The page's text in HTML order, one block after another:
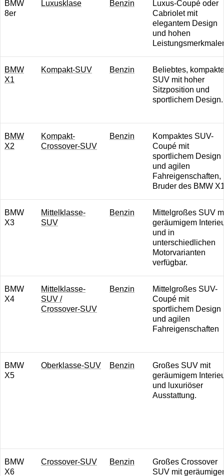
BMW
8er
Luxusklase B enzin
Luxus-Coupé oder
Cabriolet mit
elegantem Design
und hohen
BMW
X1
Kompakt-SUV B enzin
Beliebtes,
SUV mit hoher
Sitzposition und
sportlichem Design.
BMW
X2
Kompakt-
Crossover-SUV
B enzin
Kompaktes SUV-
Coupé mit
sportlichem Design
und agilen
Fahreigenschaften,
Bruder des BMW
BMW
X3
Mittelklasse-
SUV
B enzin
Mittelgroßes SUV
geräumigem
und in
unterschiedlichen
Motorvarianten
verfügbar.
BMW
X4
Mittelklasse-
SUV /
Crossover-SUV
B enzin
Mittelgroßes SUV-
Coupé mit
sportlichem Design
und agilen
Fahreigenschaften
BMW
X5
O berklasse-SUV B enzin
Großes SUV mit
geräumigem
und luxuriöser
Ausstattung.
BMW
X6
Crossover-SUV B enzin
Großes Crossover
SUV mit